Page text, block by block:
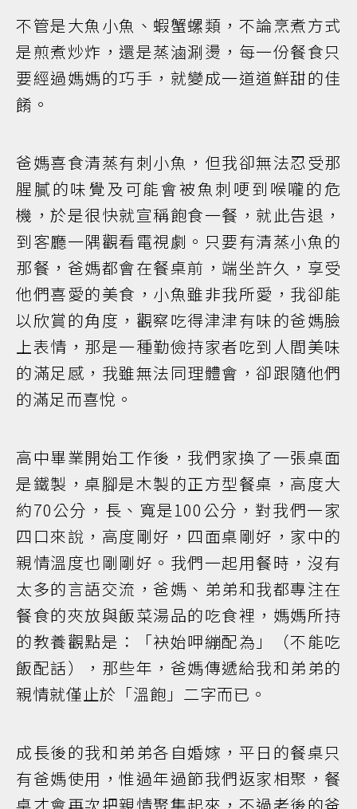
不管是大魚小魚、蝦蟹螺類，不論烹煮方式
是煎煮炒炸，還是蒸滷涮燙，每一份餐食只
要經過媽媽的巧手，就變成一道道鮮甜的佳
餚。
爸媽喜食清蒸有刺小魚，但我卻無法忍受那
腥膩的味覺及可能會被魚刺哽到喉嚨的危
機，於是很快就宣稱飽食一餐，就此告退，
到客廳一隅觀看電視劇。只要有清蒸小魚的
那餐，爸媽都會在餐桌前，端坐許久，享受
他們喜愛的美食，小魚雖非我所愛，我卻能
以欣賞的角度，觀察吃得津津有味的爸媽臉
上表情，那是一種勤儉持家者吃到人間美味
的滿足感，我雖無法同理體會，卻跟隨他們
的滿足而喜悅。
高中畢業開始工作後，我們家換了一張桌面
是鐵製，桌腳是木製的正方型餐桌，高度大
約70公分，長、寬是100公分，對我們一家
四口來說，高度剛好，四面桌剛好，家中的
親情溫度也剛剛好。我們一起用餐時，沒有
太多的言語交流，爸媽、弟弟和我都專注在
餐食的夾放與飯菜湯品的吃食裡，媽媽所持
的教養觀點是：「袂始呷繃配為」（不能吃
飯配話），那些年，爸媽傳遞給我和弟弟的
親情就僅止於「溫飽」二字而已。
成長後的我和弟弟各自婚嫁，平日的餐桌只
有爸媽使用，惟過年過節我們返家相聚，餐